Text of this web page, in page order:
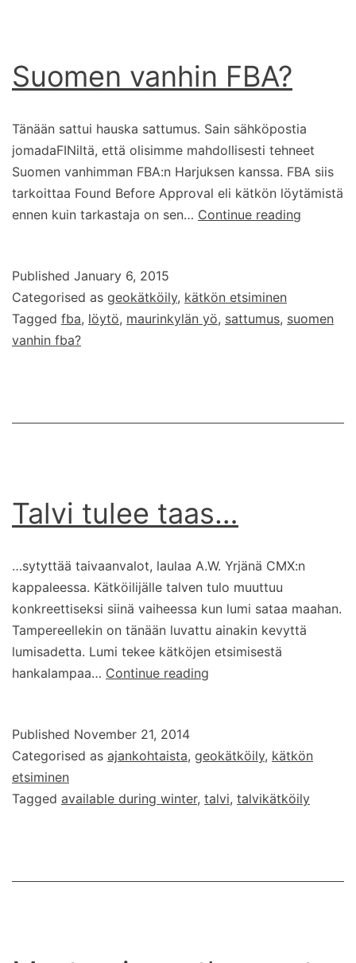
Suomen vanhin FBA?
Tänään sattui hauska sattumus. Sain sähköpostia
jomadaFINiltä, että olisimme mahdollisesti tehneet
Suomen vanhimman FBA:n Harjuksen kanssa. FBA siis
tarkoittaa Found Before Approval eli kätkön löytämistä
ennen kuin tarkastaja on sen… Continue reading
Published January 6, 2015
Categorised as geokätköily, kätkön etsiminen
Tagged fba, löytö, maurinkylän yö, sattumus, suomen
vanhin fba?
Talvi tulee taas…
…sytyttää taivaanvalot, laulaa A.W. Yrjänä CMX:n
kappaleessa. Kätköilijälle talven tulo muuttuu
konkreettiseksi siinä vaiheessa kun lumi sataa maahan.
Tampereellekin on tänään luvattu ainakin kevyttä
lumisadetta. Lumi tekee kätköjen etsimisestä
hankalampaa… Continue reading
Published November 21, 2014
Categorised as ajankohtaista, geokätköily, kätkön
etsiminen
Tagged available during winter, talvi, talvikätköily